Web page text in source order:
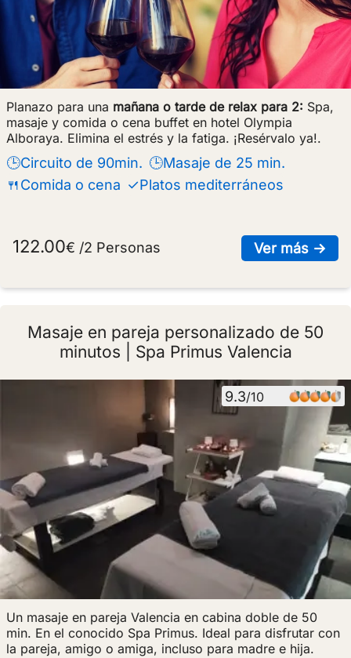
Planazo para una mañana o tarde de relax para 2: Spa,
masaje y comida o cena buffet en hotel Olympia
Alboraya. Elimina el estrés y la fatiga. ¡Resérvalo ya!.
🕒Circuito de 90min. 🕒Masaje de 25 min.
🍴Comida o cena ✓Platos mediterráneos
Ver más →
122.00€ /2 Personas
Masaje en pareja personalizado de 50
minutos | Spa Primus Valencia
9.3/10
Un masaje en pareja Valencia en cabina doble de 50
min. En el conocido Spa Primus. Ideal para disfrutar con
la pareja, amigo o amiga, incluso para madre e hija.